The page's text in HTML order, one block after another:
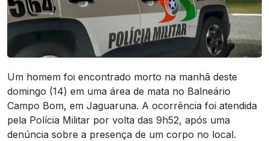
Um homem foi encontrado morto na manhã deste
domingo (14) em uma área de mata no Balneário
Campo Bom, em Jaguaruna. A ocorrência foi atendida
pela Polícia Militar por volta das 9h52, após uma
denúncia sobre a presença de um corpo no local.